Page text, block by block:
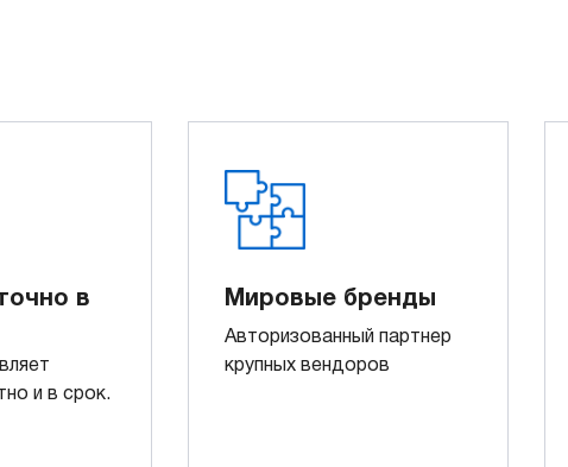
в
и в срок.
Мировые бренды
Авторизованный партнер
крупных вендоров